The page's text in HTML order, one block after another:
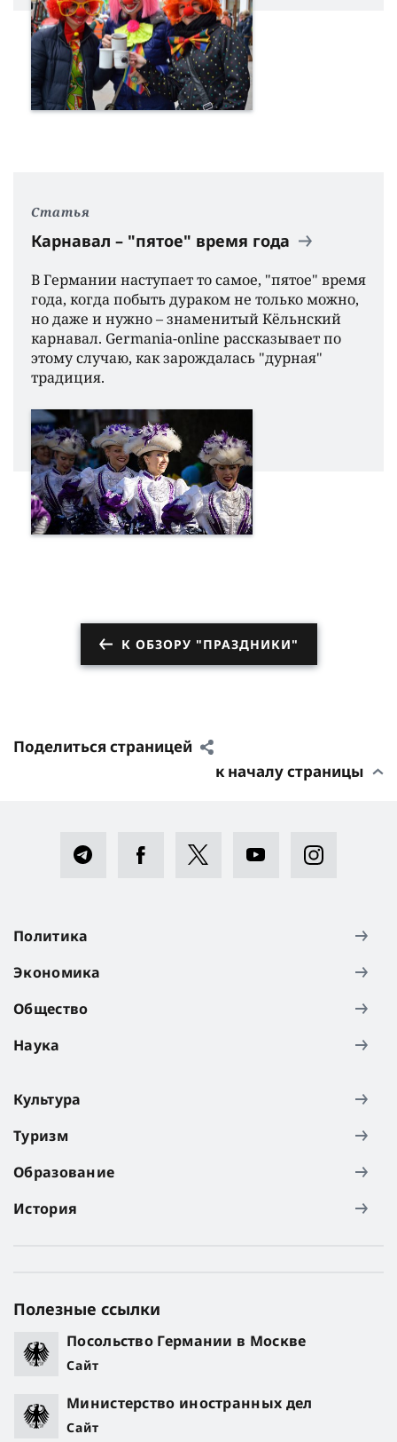
Статья
Карнавал – "пятое" время года
В Германии наступает то самое, "пятое" время
года, когда побыть дураком не только можно,
но даже и нужно – знаменитый Кёльнский
карнавал. Germania-online рассказывает по
этому случаю, как зарождалась "дурная"
традиция.
К ОБЗОРУ "ПРАЗДНИКИ"
Поделиться страницей
к началу страницы
Политика
Экономика
Общество
Наука
Культура
Туризм
Образование
История
Полезные ссылки
Посольство Германии в Москве
Сайт
Министерство иностранных дел
Сайт